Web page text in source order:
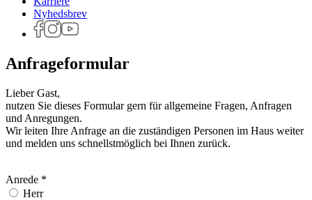
Nyhedsbrev
Anfrageformular
Lieber Gast,
nutzen Sie dieses Formular gern für allgemeine Fragen, Anfragen
und Anregungen.
Wir leiten Ihre Anfrage an die zuständigen Personen im Haus weiter
und melden uns schnellstmöglich bei Ihnen zurück.
Anrede *
Herr